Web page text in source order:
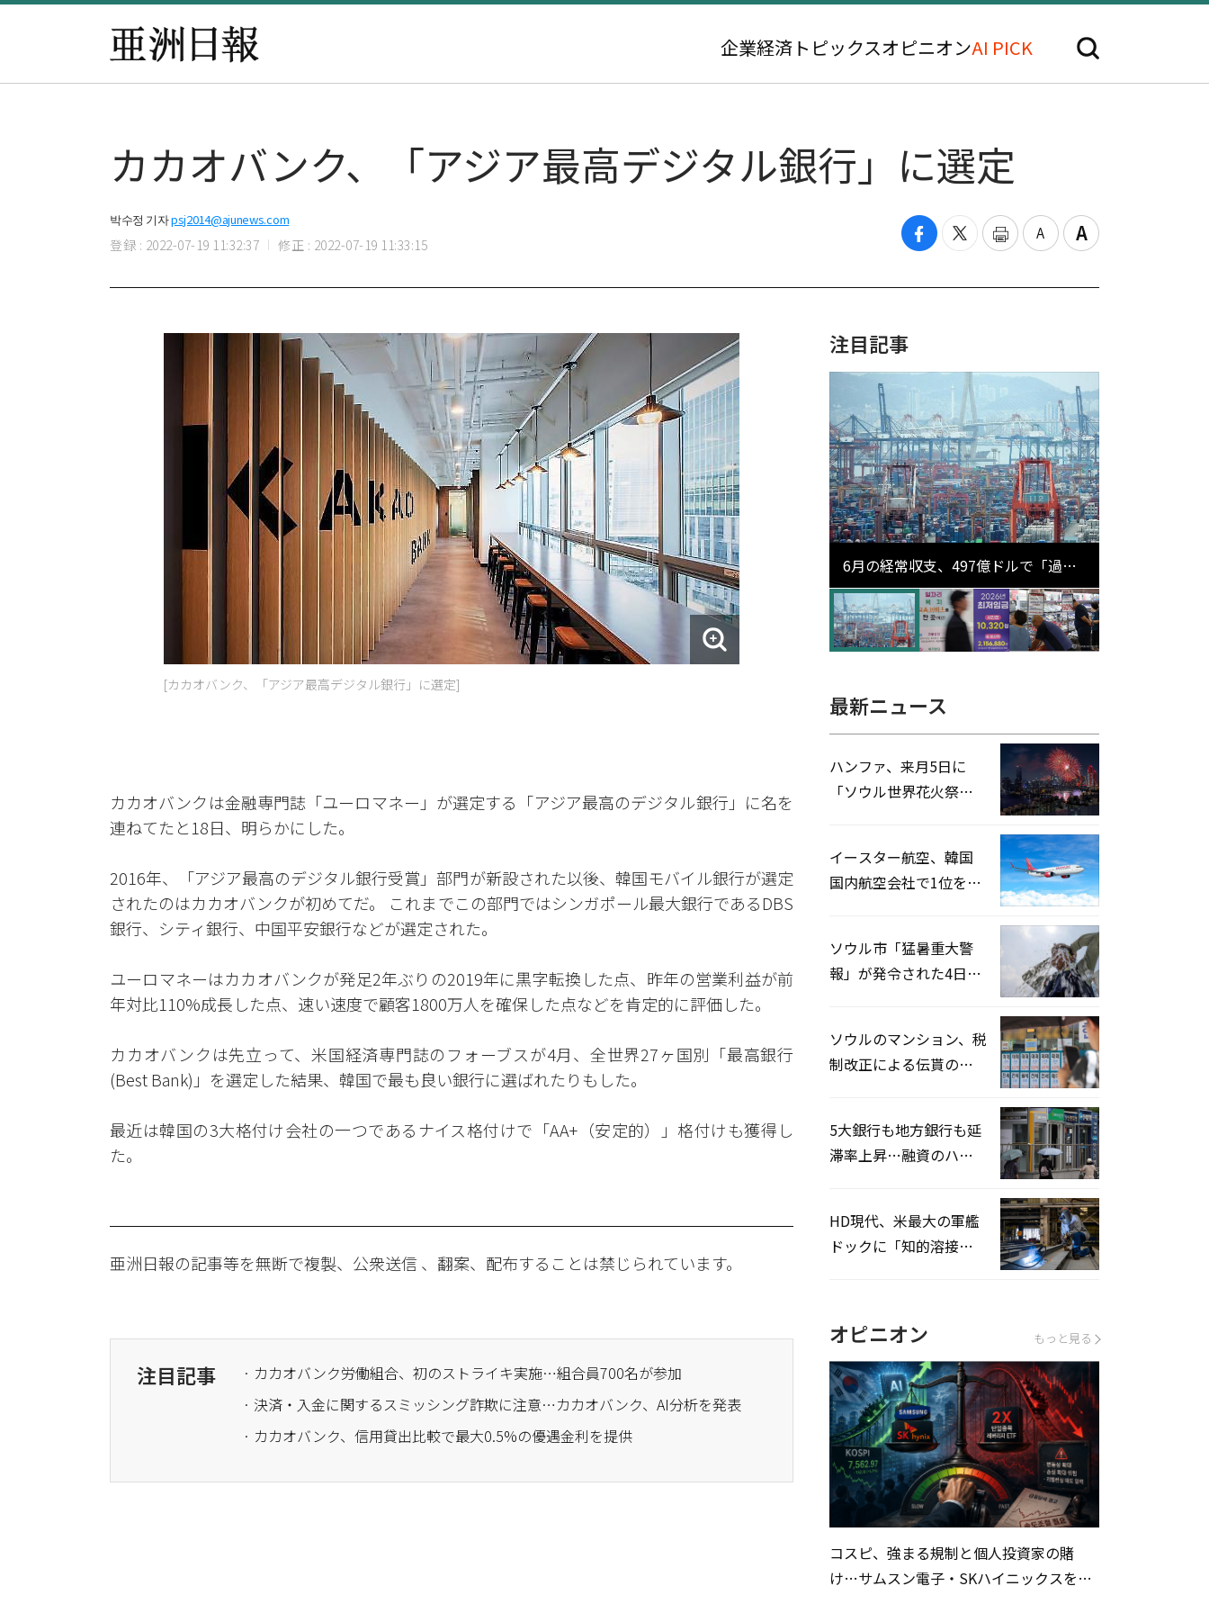
企業経済 トピックスオピニオンAI PICK
カカオバンク、「アジア最高デジタル銀行」に選定
박수정 기자psj2014@ajunews.com
登録 : 2022-07-19 11:32:37 修正 : 2022-07-19 11:33:15
[カカオバンク、「アジア最高デジタル銀行」に選定]
カカオバンクは金融専門誌「ユーロマネー」が選定する「アジア最高のデジタル銀行」に名を
連ねてたと18日、明らかにした。
2016年、「アジア最高のデジタル銀行受賞」部門が新設された以後、韓国モバイル銀行が選定
されたのはカカオバンクが初めてだ。 これまでこの部門ではシンガポール最大銀行であるDBS
銀行、シティ銀行、中国平安銀行などが選定された。
ユーロマネーはカカオバンクが発足2年ぶりの2019年に黒字転換した点、昨年の営業利益が前
年対比110%成長した点、速い速度で顧客1800万人を確保した点などを肯定的に評価した。
カカオバンクは先立って、米国経済専門誌のフォーブスが4月、全世界27ヶ国別「最高銀行
(Best Bank)」を選定した結果、韓国で最も良い銀行に選ばれたりもした。
最近は韓国の3大格付け会社の一つであるナイス格付けで「AA+（安定的）」格付けも獲得し
た。
亜洲日報の記事等を無断で複製、公衆送信 、翻案、配布することは禁じられています。
注目記事
· カカオバンク労働組合、初のストライキ実施…組合員700名が参加
· 決済・入金に関するスミッシング詐欺に注意…カカオバンク、AI分析を発表
· カカオバンク、信用貸出比較で最大0.5%の優遇金利を提供
注目記事
6月の経常収支、497億ドルで「過去
最大」…輸出が初の1000億ドル突破
最新ニュース
ハンファ、来月5日に
「ソウル世界花火祭り
イースター航空、韓国
国内航空会社で1位を記
ソウル市「猛暑重大警
報」が発令された4日、
ソウルのマンション、税
制改正による伝貰の月
5大銀行も地方銀行も延
滞率上昇…融資のハー
HD現代、米最大の軍艦
ドックに「知的溶接」
オピニオン もっと見る
コスピ、強まる規制と個人投資家の賭
け…サムスン電子・SKハイニックスを巡